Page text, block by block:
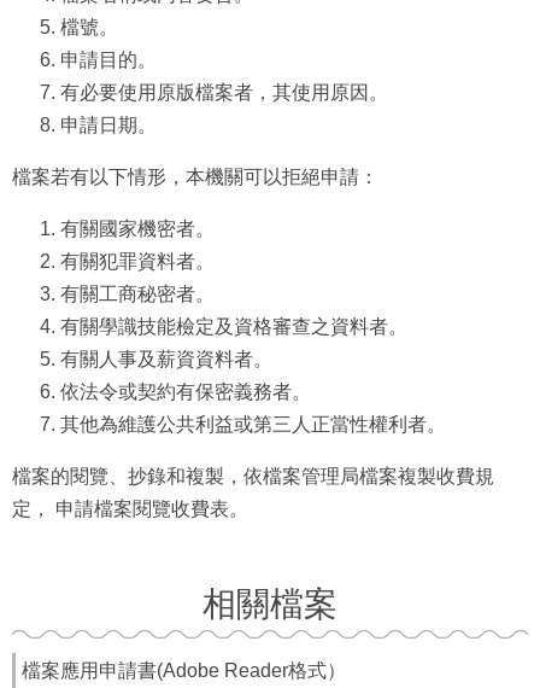
檔號。
申請目的。
有必要使用原版檔案者，其使用原因。
申請日期。
檔案若有以下情形，本機關可以拒絕申請：
有關國家機密者。
有關犯罪資料者。
有關工商秘密者。
有關學識技能檢定及資格審查之資料者。
有關人事及薪資資料者。
依法令或契約有保密義務者。
其他為維護公共利益或第三人正當性權利者。
檔案的閱覽、抄錄和複製，依檔案管理局檔案複製收費規
定， 申請檔案閱覽收費表。
相關檔案
檔案應用申請書(Adobe Reader格式）